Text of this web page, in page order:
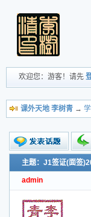
欢迎您：游客！请先
课外天地 李树青 →
新的主题
投票帖
交易帖
小字报
主题：J1签证(面签
admin